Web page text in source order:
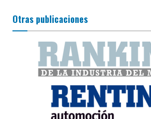
Otras publicaciones